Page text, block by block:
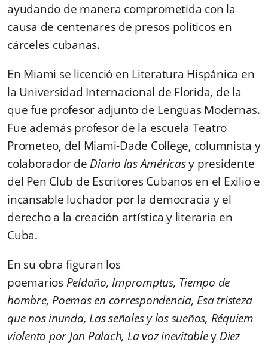
ayudando de manera comprometida con la
causa de centenares de presos políticos en
cárceles cubanas.
En Miami se licenció en Literatura Hispánica en
la Universidad Internacional de Florida, de la
que fue profesor adjunto de Lenguas Modernas.
Fue además profesor de la escuela Teatro
Prometeo, del Miami-Dade College, columnista y
colaborador de Diario las Américasy presidente
del Pen Club de Escritores Cubanos en el Exilio e
incansable luchador por la democracia y el
derecho a la creación artística y literaria en
Cuba.
En su obra figuran los
poemarios Peldaño, Impromptus, Tiempo de
hombre, Poemas en correspondencia, Esa tristeza
que nos inunda, Las señales y los sueños, Réquiem
violento por Jan Palach, La voz inevitabley Diez